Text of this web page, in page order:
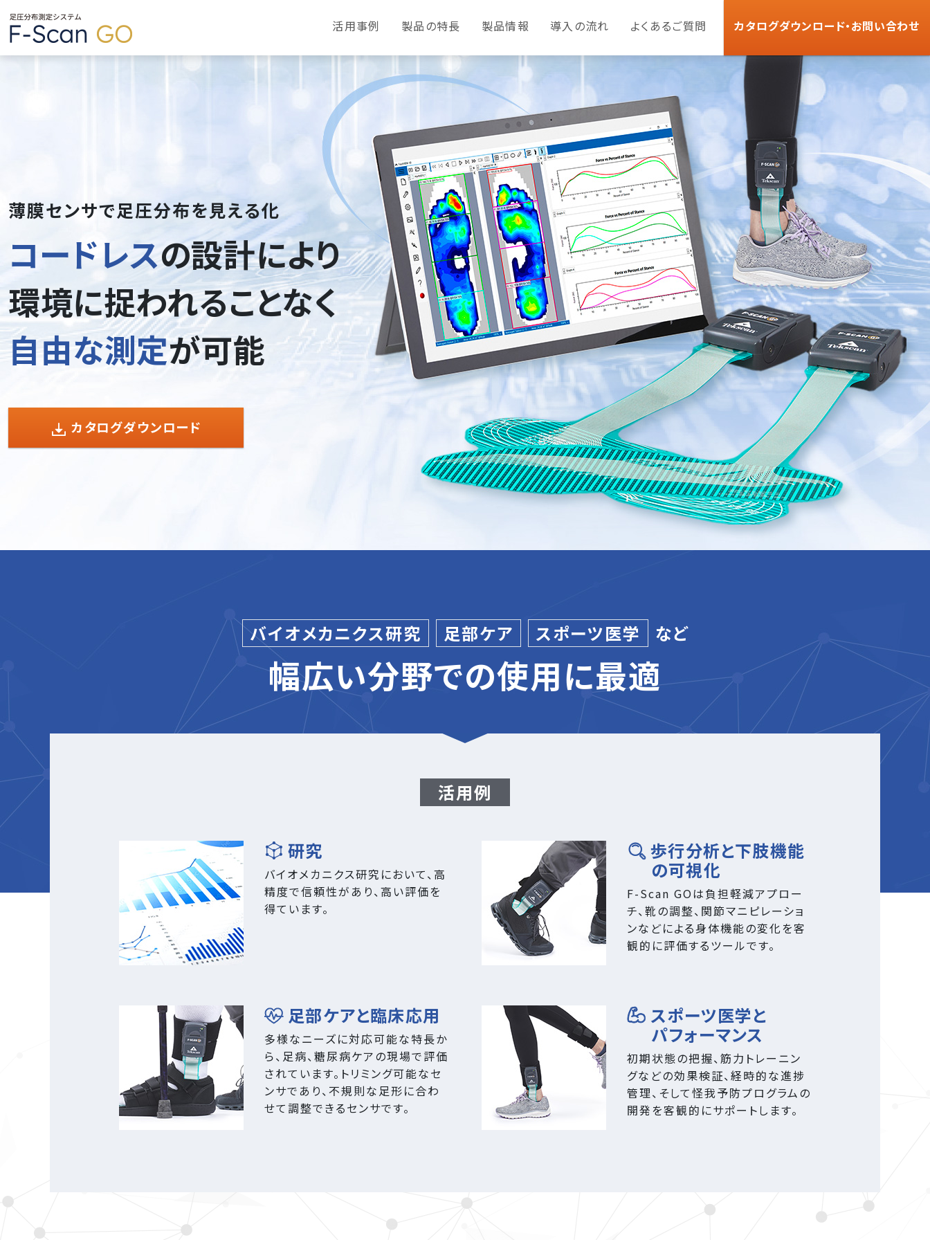
活用事例 製品の特長 製品情報 導入の流れ よくあるご質問 カタログダウンロード・お問い合わせ
薄膜センサで足圧分布を見える化
コードレスの設計により
環境に捉われることなく
自由な測定が可能
カタログダウンロード
バイオメカニクス研究 足部ケア スポーツ医学 など
幅広い分野での使用に最適
活用例
研究
バイオメカニクス研究において、高
精度で信頼性があり、高い評価を
得ています。
歩行分析と下肢機能
の可視化
F-Scan GOは負担軽減アプロー
チ、靴の調整、関節マニピレーショ
ンなどによる身体機能の変化を客
観的に評価するツールです。
足部ケアと臨床応用
多様なニーズに対応可能な特長か
ら、足病、糖尿病ケアの現場で評価
されています。トリミング可能なセ
ンサであり、不規則な足形に合わ
せて調整できるセンサです。
スポーツ医学と
パフォーマンス
初期状態の把握、筋力トレーニン
グなどの効果検証、経時的な進捗
管理、そして怪我予防プログラムの
開発を客観的にサポートします。